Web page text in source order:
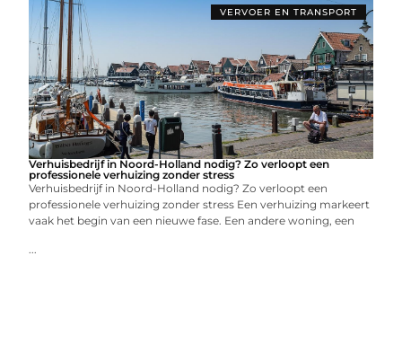
VERVOER EN TRANSPORT
Verhuisbedrijf in Noord-Holland nodig? Zo verloopt een
professionele verhuizing zonder stress
Verhuisbedrijf in Noord-Holland nodig? Zo verloopt een
professionele verhuizing zonder stress Een verhuizing markeert
vaak het begin van een nieuwe fase. Een andere woning, een
...